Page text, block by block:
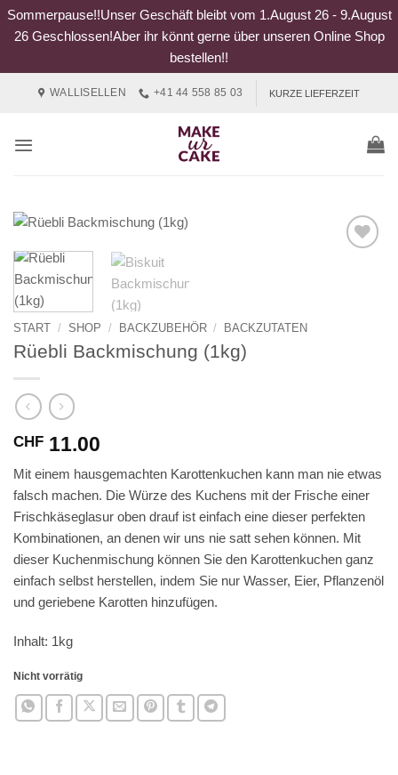
Sommerpause!!Unser Geschäft bleibt vom 1.August 26 - 9.August
26 Geschlossen!Aber ihr könnt gerne über unseren Online Shop
bestellen!!
WALLISELLEN +41 44 558 85 03 KURZE LIEFERZEIT
START / SHOP / BACKZUBEHÖR / BACKZUTATEN
Rüebli Backmischung (1kg)
CHF 11.00
Mit einem hausgemachten Karottenkuchen kann man nie etwas
falsch machen. Die Würze des Kuchens mit der Frische einer
Frischkäseglasur oben drauf ist einfach eine dieser perfekten
Kombinationen, an denen wir uns nie satt sehen können. Mit
dieser Kuchenmischung können Sie den Karottenkuchen ganz
einfach selbst herstellen, indem Sie nur Wasser, Eier, Pflanzenöl
und geriebene Karotten hinzufügen.
Inhalt: 1kg
Nicht vorrätig